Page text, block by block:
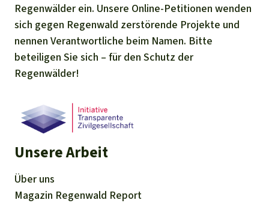
Regenwälder ein. Unsere Online-Petitionen wenden
sich gegen Regenwald zerstörende Projekte und
nennen Verantwortliche beim Namen. Bitte
beteiligen Sie sich – für den Schutz der
Regenwälder!
Unsere Arbeit
Über uns
Magazin Regenwald Report